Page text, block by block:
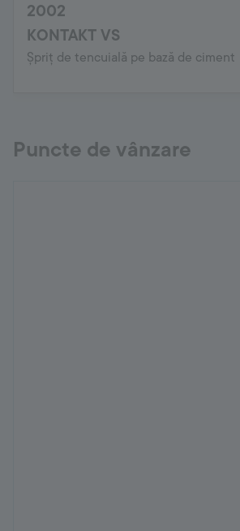
2002
KONTAKT VS
Șpriț de tencuială pe bază de ciment
Puncte de vânzare